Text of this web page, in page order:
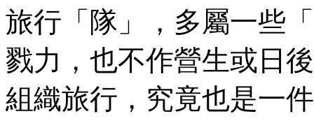
旅行「隊」，多屬一些
戮力，也不作營生或日
組織旅行，究竟也是一